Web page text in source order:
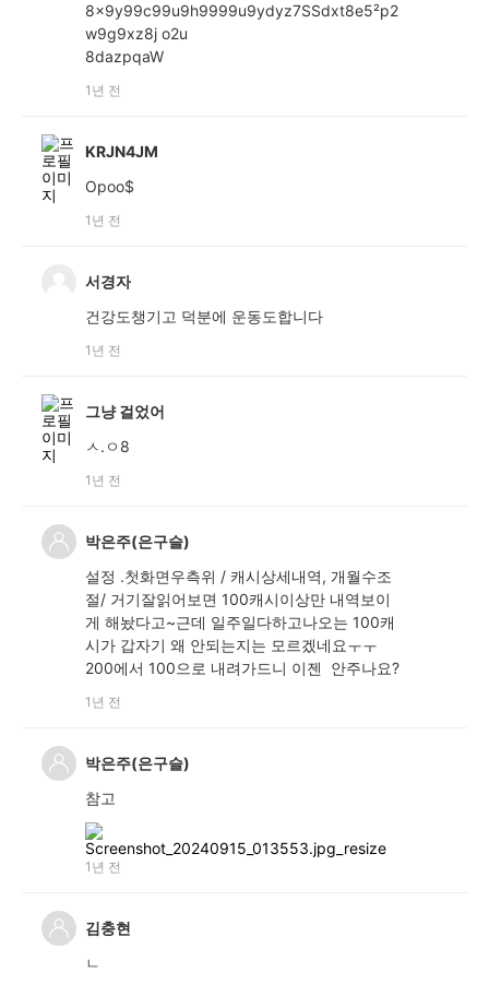
8x9y99c99u9h9999u9ydyz7SSdxt8e5²p2
w9g9xz8j o2u
8dazpqaW
1년 전
KRJN4JM
Opoo$
1년 전
서경자
건강도챙기고 덕분에 운동도합니다
1년 전
그냥 걸었어
ㅅ.ㅇ8
1년 전
박은주(은구슬)
설정 .첫화면우측위 / 캐시상세내역, 개월수조
절/ 거기잘읽어보면 100캐시이상만 내역보이
게 해놨다고~근데 일주일다하고나오는 100캐
시가 갑자기 왜 안되는지는 모르겠네요ㅜㅜ
200에서 100으로 내려가드니 이젠 안주나요?
1년 전
박은주(은구슬)
참고
1년 전
김충현
ㄴ